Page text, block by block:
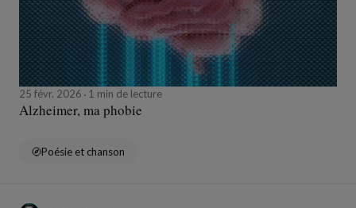
25 févr. 2026 1 min de lecture
Alzheimer, ma phobie
Poésie et chanson